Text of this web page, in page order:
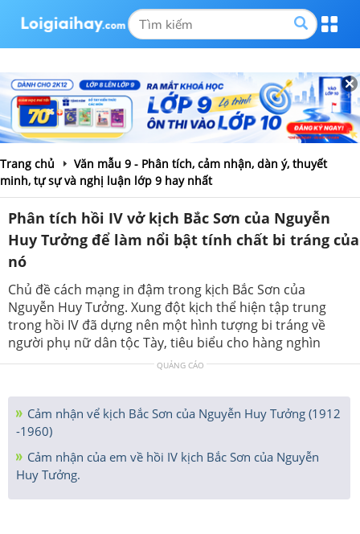
Trang chủ
Văn mẫu 9 - Phân tích, cảm nhận, dàn ý, thuyết
minh, tự sự và nghị luận lớp 9 hay nhất
Phân tích hồi IV vở kịch Bắc Sơn của Nguyễn
Huy Tưởng để làm nổi bật tính chất bi tráng của
nó
Chủ đề cách mạng in đậm trong kịch Bắc Sơn của
Nguyễn Huy Tưởng. Xung đột kịch thể hiện tập trung
trong hồi IV đã dựng nên một hình tượng bi tráng về
người phụ nữ dân tộc Tày, tiêu biểu cho hàng nghìn
QUẢNG CÁO
Cảm nhận vể kịch Bắc Sơn của Nguyễn Huy Tưởng (1912
-1960)
Cảm nhận của em về hồi IV kịch Bắc Sơn của Nguyễn
Huy Tưởng.